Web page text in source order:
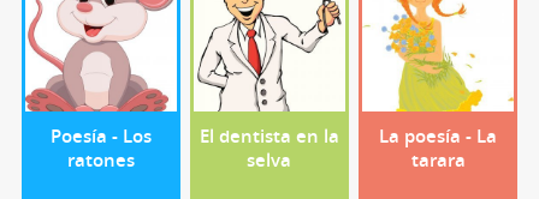
Poesía - Los
ratones
El dentista en la
selva
La poesía - La
tarara